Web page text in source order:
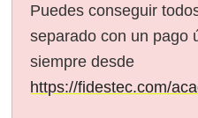
Puedes conseguir
separado con un pago
siempre desde
https://fidestec.com/